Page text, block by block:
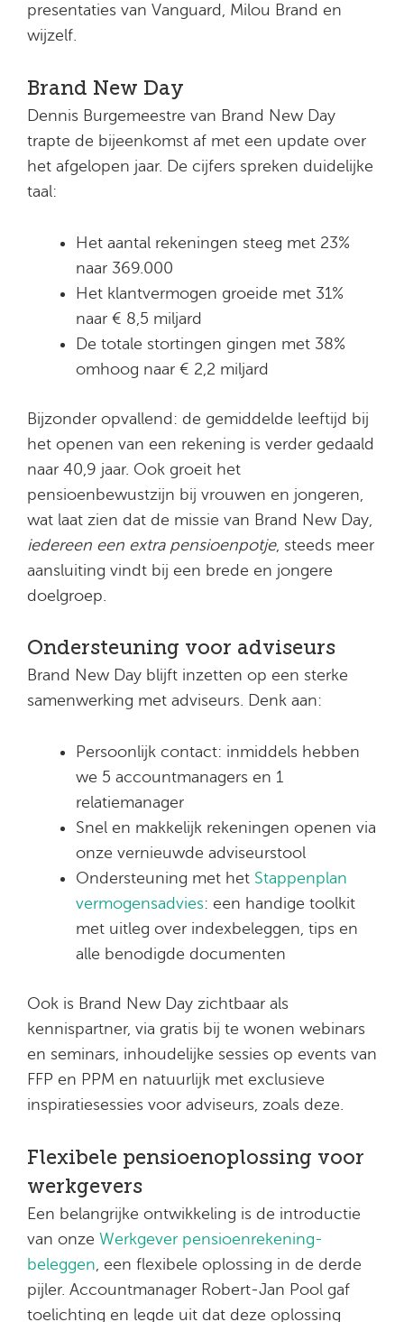
presentaties van Vanguard, Milou Brand en
wijzelf.
Brand New Day
Dennis Burgemeestre van Brand New Day
trapte de bijeenkomst af met een update over
het afgelopen jaar. De cijfers spreken duidelijke
taal:
Het aantal rekeningen steeg met 23%
naar 369.000
Het klantvermogen groeide met 31%
naar € 8,5 miljard
De totale stortingen gingen met 38%
omhoog naar € 2,2 miljard
Bijzonder opvallend: de gemiddelde leeftijd bij
het openen van een rekening is verder gedaald
naar 40,9 jaar. Ook groeit het
pensioenbewustzijn bij vrouwen en jongeren,
wat laat zien dat de missie van Brand New Day,
iedereen een extra pensioenpotje, steeds meer
aansluiting vindt bij een brede en jongere
doelgroep.
Ondersteuning voor adviseurs
Brand New Day blijft inzetten op een sterke
samenwerking met adviseurs. Denk aan:
Persoonlijk contact: inmiddels hebben
we 5 accountmanagers en 1
relatiemanager
Snel en makkelijk rekeningen openen via
onze vernieuwde adviseurstool
Ondersteuning met het Stappenplan
vermogensadvies: een handige toolkit
met uitleg over indexbeleggen, tips en
alle benodigde documenten
Ook is Brand New Day zichtbaar als
kennispartner, via gratis bij te wonen webinars
en seminars, inhoudelijke sessies op events van
FFP en PPM en natuurlijk met exclusieve
inspiratiesessies voor adviseurs, zoals deze.
Flexibele pensioenoplossing voor
werkgevers
Een belangrijke ontwikkeling is de introductie
van onze Werkgever pensioenrekening-
beleggen , een flexibele oplossing in de derde
pijler. Accountmanager Robert-Jan Pool gaf
toelichting en legde uit dat deze oplossing